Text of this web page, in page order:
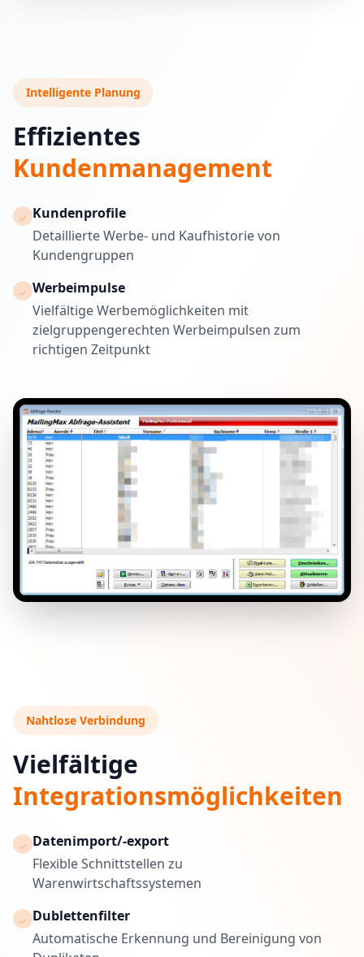
Intelligente Planung
Effizientes
Kundenmanagement
check Kundenprofile
Detaillierte Werbe- und Kaufhistorie von
Kundengruppen
check Werbeimpulse
Vielfältige Werbemöglichkeiten mit
zielgruppengerechten Werbeimpulsen zum
richtigen Zeitpunkt
Nahtlose Verbindung
Vielfältige
Integrationsmöglichkeiten
check Datenimport/-export
Flexible Schnittstellen zu
Warenwirtschaftssystemen
check Dublettenfilter
Automatische Erkennung und Bereinigung von